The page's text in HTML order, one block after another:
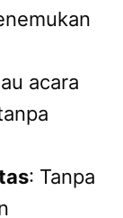
acara
: Tanpa